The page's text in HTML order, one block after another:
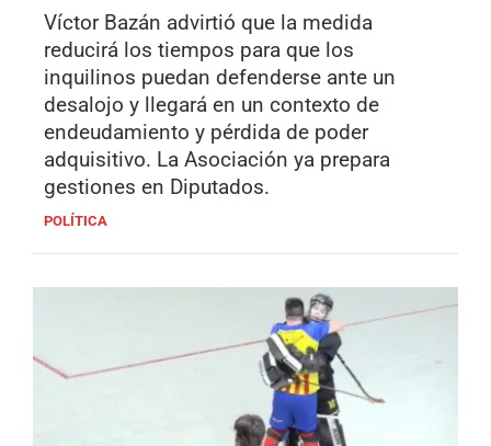
Víctor Bazán advirtió que la medida
reducirá los tiempos para que los
inquilinos puedan defenderse ante un
desalojo y llegará en un contexto de
endeudamiento y pérdida de poder
adquisitivo. La Asociación ya prepara
gestiones en Diputados.
POLÍTICA